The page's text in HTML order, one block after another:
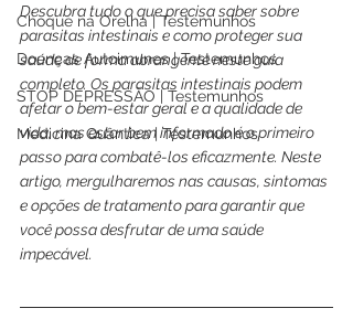
Choque na Orelha | Testemunhos
Doenças Autoimunes | Testemunhos
STOP DEPRESSÃO | Testemunhos
Medicina Quântica | Testemunhos
Descubra tudo o que precisa saber sobre
parasitas intestinais e como proteger sua
saúde de forma abrangente neste guia
completo. Os parasitas intestinais podem
afetar o bem-estar geral e a qualidade de
vida, mas estar bem informado é o primeiro
passo para combatê-los eficazmente. Neste
artigo, mergulharemos nas causas, sintomas
e opções de tratamento para garantir que
você possa desfrutar de uma saúde
impecável.